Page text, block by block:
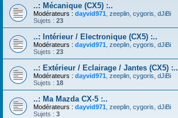
..: Mécanique (CX5) :..
Modérateurs : dayvid971 zeeplin cygoris dJiBi
Sujets : 23
..: Intérieur / Electronique (CX5) :..
Modérateurs : dayvid971 zeeplin cygoris dJiBi
Sujets : 23
..: Extérieur / Eclairage / Jantes (CX5) :..
Modérateurs : dayvid971 zeeplin cygoris dJiBi
Sujets : 18
..: Ma Mazda CX-5 :..
Modérateurs : dayvid971 zeeplin cygoris dJiBi
Sujets : 3